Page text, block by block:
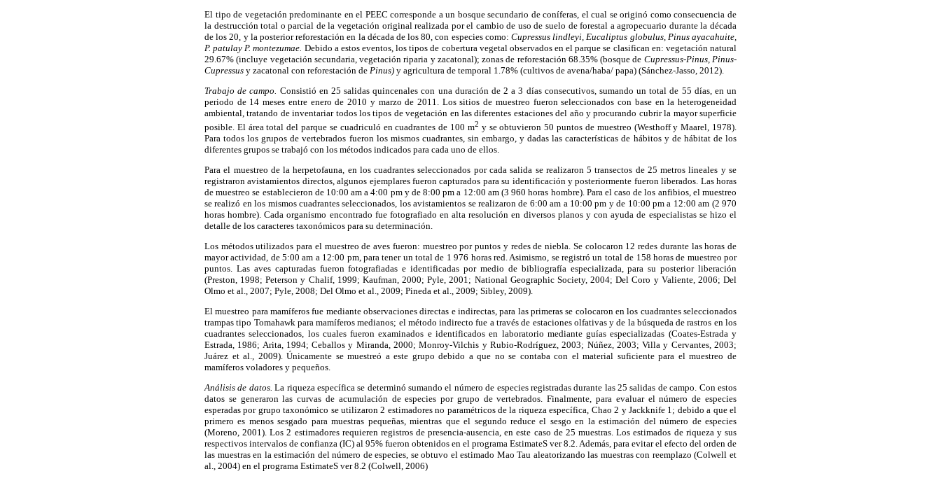
El tipo de vegetación predominante en el PEEC corresponde a un bosque secundario de coníferas, el cual se originó como consecuencia de
la destrucción total o parcial de la vegetación original realizada por el cambio de uso de suelo de forestal a agropecuario durante la década
de los 20, y la posterior reforestación en la década de los 80, con especies como:Cupressus lindleyi, Eucaliptus globulus, Pinus ayacahuite,
P. patulay P. montezumae. Debido a estos eventos, los tipos de cobertura vegetal observados en el parque se clasifican en: vegetación natural
29.67% (incluye vegetación secundaria, vegetación riparia y zacatonal); zonas de reforestación 68.35% (bosque de Cupressus-Pinus, Pinus-
Cupressus y zacatonal con reforestación de Pinus) y agricultura de temporal 1.78% (cultivos de avena/haba/ papa) (Sánchez-Jasso, 2012).
Trabajo de campo. Consistió en 25 salidas quincenales con una duración de 2 a 3 días consecutivos, sumando un total de 55 días, en un
periodo de 14 meses entre enero de 2010 y marzo de 2011. Los sitios de muestreo fueron seleccionados con base en la heterogeneidad
ambiental, tratando de inventariar todos los tipos de vegetación en las diferentes estaciones del año y procurando cubrir la mayor superficie
posible. El área total del parque se cuadriculó en cuadrantes de 100 m2 y se obtuvieron 50 puntos de muestreo (Westhoff y Maarel, 1978).
Para todos los grupos de vertebrados fueron los mismos cuadrantes, sin embargo, y dadas las características de hábitos y de hábitat de los
diferentes grupos se trabajó con los métodos indicados para cada uno de ellos.
Para el muestreo de la herpetofauna, en los cuadrantes seleccionados por cada salida se realizaron 5 transectos de 25 metros lineales y se
registraron avistamientos directos, algunos ejemplares fueron capturados para su identificación y posteriormente fueron liberados. Las horas
de muestreo se establecieron de 10:00 am a 4:00 pm y de 8:00 pm a 12:00 am (3 960 horas hombre). Para el caso de los anfibios, el muestreo
se realizó en los mismos cuadrantes seleccionados, los avistamientos se realizaron de 6:00 am a 10:00 pm y de 10:00 pm a 12:00 am (2 970
horas hombre). Cada organismo encontrado fue fotografiado en alta resolución en diversos planos y con ayuda de especialistas se hizo el
detalle de los caracteres taxonómicos para su determinación.
Los métodos utilizados para el muestreo de aves fueron: muestreo por puntos y redes de niebla. Se colocaron 12 redes durante las horas de
mayor actividad, de 5:00 am a 12:00 pm, para tener un total de 1 976 horas red. Asimismo, se registró un total de 158 horas de muestreo por
puntos. Las aves capturadas fueron fotografiadas e identificadas por medio de bibliografía especializada, para su posterior liberación
(Preston, 1998; Peterson y Chalif, 1999; Kaufman, 2000; Pyle, 2001; National Geographic Society, 2004; Del Coro y Valiente, 2006; Del
Olmo et al., 2007; Pyle, 2008; Del Olmo et al., 2009; Pineda et al., 2009; Sibley, 2009).
El muestreo para mamíferos fue mediante observaciones directas e indirectas, para las primeras se colocaron en los cuadrantes seleccionados
trampas tipo Tomahawk para mamíferos medianos; el método indirecto fue a través de estaciones olfativas y de la búsqueda de rastros en los
cuadrantes seleccionados, los cuales fueron examinados e identificados en laboratorio mediante guías especializadas (Coates-Estrada y
Estrada, 1986; Arita, 1994; Ceballos y Miranda, 2000; Monroy-Vilchis y Rubio-Rodríguez, 2003; Núñez, 2003; Villa y Cervantes, 2003;
Juárez et al., 2009). Únicamente se muestreó a este grupo debido a que no se contaba con el material suficiente para el muestreo de
mamíferos voladores y pequeños.
Análisis de datos. La riqueza específica se determinó sumando el número de especies registradas durante las 25 salidas de campo. Con estos
datos se generaron las curvas de acumulación de especies por grupo de vertebrados. Finalmente, para evaluar el número de especies
esperadas por grupo taxonómico se utilizaron 2 estimadores no paramétricos de la riqueza específica, Chao 2 y Jackknife 1; debido a que el
primero es menos sesgado para muestras pequeñas, mientras que el segundo reduce el sesgo en la estimación del número de especies
(Moreno, 2001). Los 2 estimadores requieren registros de presencia-ausencia, en este caso de 25 muestras. Los estimados de riqueza y sus
respectivos intervalos de confianza (IC) al 95% fueron obtenidos en el programa EstimateS ver 8.2. Además, para evitar el efecto del orden de
las muestras en la estimación del número de especies, se obtuvo el estimado Mao Tau aleatorizando las muestras con reemplazo (Colwell et
al., 2004) en el programa EstimateS ver 8.2 (Colwell, 2006)